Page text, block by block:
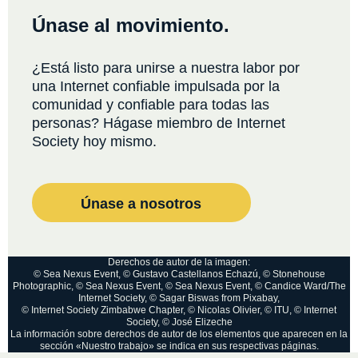
Únase al movimiento.
¿Está listo para unirse a nuestra labor por
una Internet confiable impulsada por la
comunidad y confiable para todas las
personas? Hágase miembro de Internet
Society hoy mismo.
Únase a nosotros
Derechos de autor de la imagen:
© Sea Nexus Event, © Gustavo Castellanos Echazú, © Stonehouse
Photographic, © Sea Nexus Event, © Sea Nexus Event, © Candice Ward/The
Internet Society, © Sagar Biswas from Pixabay,
© Internet Society Zimbabwe Chapter, © Nicolas Olivier, © ITU, © Internet
Society, © José Elizeche
La información sobre derechos de autor de los elementos que aparecen en la
sección «Nuestro trabajo» se indica en sus respectivas páginas.